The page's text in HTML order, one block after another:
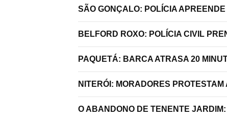
SÃO GONÇALO: POLÍCIA
BELFORD ROXO: POLÍCIA CIVIL
PAQUETÁ: BARCA ATRASA 20
NITERÓI: MORADORES
O ABANDONO DE TENENTE